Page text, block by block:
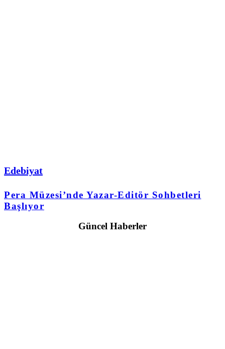
Edebiyat
Pera Müzesi’nde Yazar-Editör Sohbetleri
Başlıyor
Güncel Haberler